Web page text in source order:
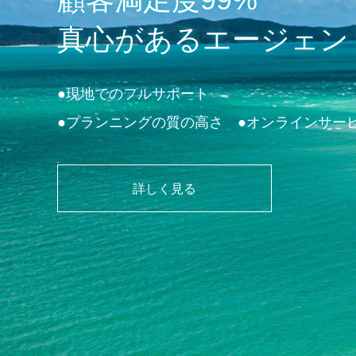
真心があるエージェン
●現地でのフルサポート
●プランニングの質の高さ ●オンラインサー
詳しく見る